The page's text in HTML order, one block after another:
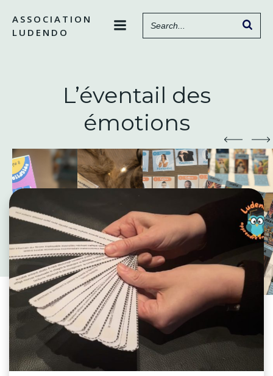
contenu
ASSOCIATION
LUDENDO
L’éventail des
émotions